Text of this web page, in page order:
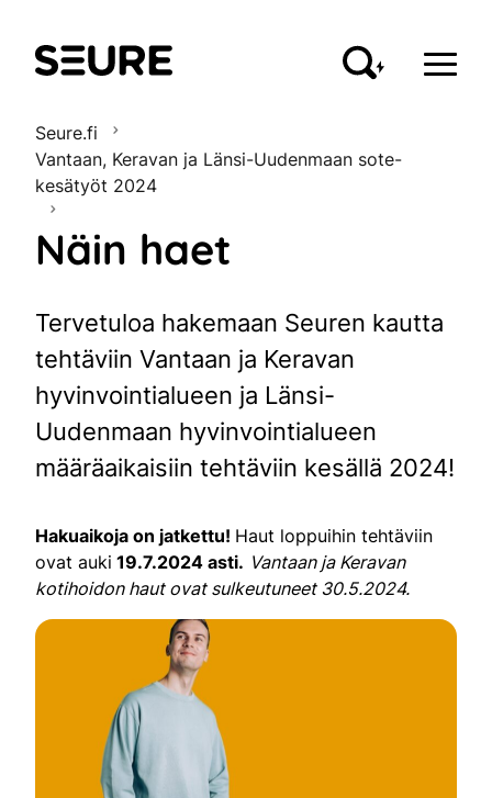
Seure
Seure.fi
Vantaan, Keravan ja Länsi-Uudenmaan sote-
kesätyöt 2024
Näin haet
Tervetuloa hakemaan Seuren kautta
tehtäviin Vantaan ja Keravan
hyvinvointialueen ja Länsi-
Uudenmaan hyvinvointialueen
määräaikaisiin tehtäviin kesällä 2024!
Hakuaikoja on jatkettu! Haut loppuihin tehtäviin
ovat auki 19.7.2024 asti. Vantaan ja Keravan
kotihoidon haut ovat sulkeutuneet 30.5.2024.